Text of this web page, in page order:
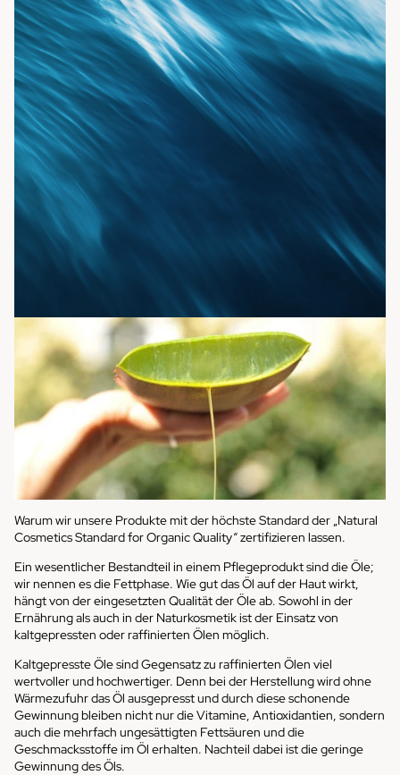
Warum wir unsere Produkte mit der höchste Standard der „Natural
Cosmetics Standard for Organic Quality“ zertifizieren lassen.
Ein wesentlicher Bestandteil in einem Pflegeprodukt sind die Öle;
wir nennen es die Fettphase. Wie gut das Öl auf der Haut wirkt,
hängt von der eingesetzten Qualität der Öle ab. Sowohl in der
Ernährung als auch in der Naturkosmetik ist der Einsatz von
kaltgepressten oder raffinierten Ölen möglich.
Kaltgepresste Öle sind Gegensatz zu raffinierten Ölen viel
wertvoller und hochwertiger. Denn bei der Herstellung wird ohne
Wärmezufuhr das Öl ausgepresst und durch diese schonende
Gewinnung bleiben nicht nur die Vitamine, Antioxidantien, sondern
auch die mehrfach ungesättigten Fettsäuren und die
Geschmacksstoffe im Öl erhalten. Nachteil dabei ist die geringe
Gewinnung des Öls.